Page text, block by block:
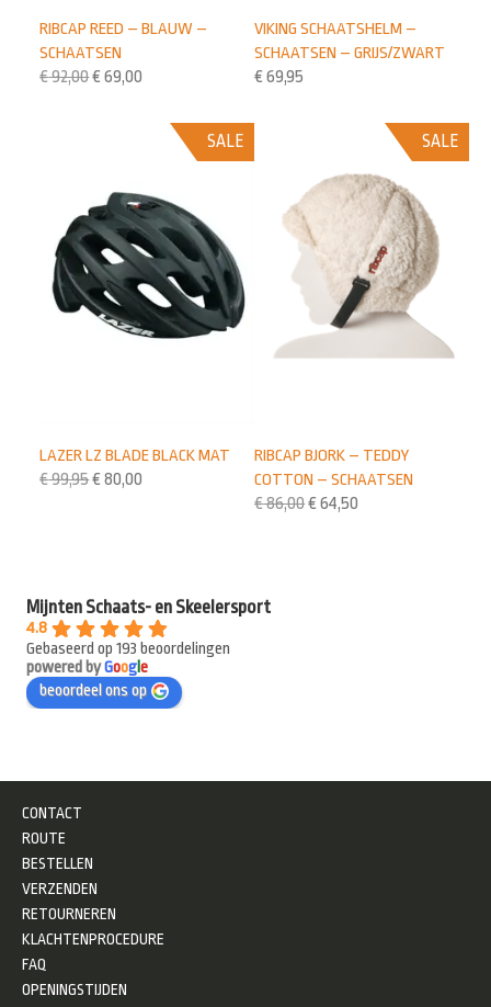
VIKING SCHAATSHELM –
SCHAATSEN – GRIJS/ZWART
€ 69,95
RIBCAP REED – BLAUW –
SCHAATSEN
€92,00€ 69,00
SALE
RIBCAP BJORK – TEDDY
COTTON – SCHAATSEN
€86,00€ 64,50
SALE
LAZER LZ BLADE BLACK MAT
€99,95€ 80,00
Mijnten Schaats- en Skeelersport
4.8
Gebaseerd op 193 beoordelingen
powered byGooge
beoordeel ons op
CONTACT
ROUTE
BESTELLEN
VERZENDEN
RETOURNEREN
KLACHTENPROCEDURE
FAQ
OPENINGSTIJDEN